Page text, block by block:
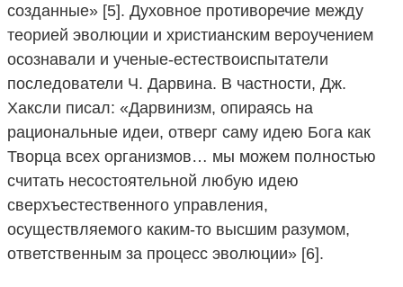
созданные» [5]. Духовное противоречие между
теорией эволюции и христианским вероучением
осознавали и ученые-естествоиспытатели
последователи Ч. Дарвина. В частности, Дж.
Хаксли писал: «Дарвинизм, опираясь на
рациональные идеи, отверг саму идею Бога как
Творца всех организмов… мы можем полностью
считать несостоятельной любую идею
сверхъестественного управления,
осуществляемого каким-то высшим разумом,
ответственным за процесс эволюции» [6].